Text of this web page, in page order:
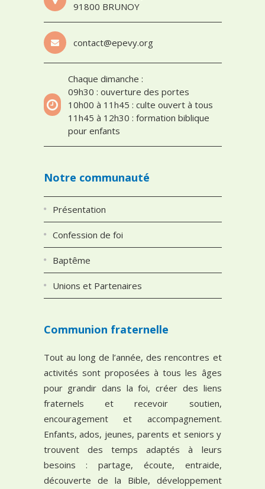
91800 BRUNOY
contact@epevy.org
Chaque dimanche :
09h30 : ouverture des portes
10h00 à 11h45 : culte ouvert à tous
11h45 à 12h30 : formation biblique
pour enfants
Notre communauté
Présentation
Confession de foi
Baptême
Unions et Partenaires
Communion fraternelle
Tout au long de l’année, des rencontres et
activités sont proposées à tous les âges
pour grandir dans la foi, créer des liens
fraternels et recevoir soutien,
encouragement et accompagnement.
Enfants, ados, jeunes, parents et seniors y
trouvent des temps adaptés à leurs
besoins : partage, écoute, entraide,
découverte de la Bible, développement